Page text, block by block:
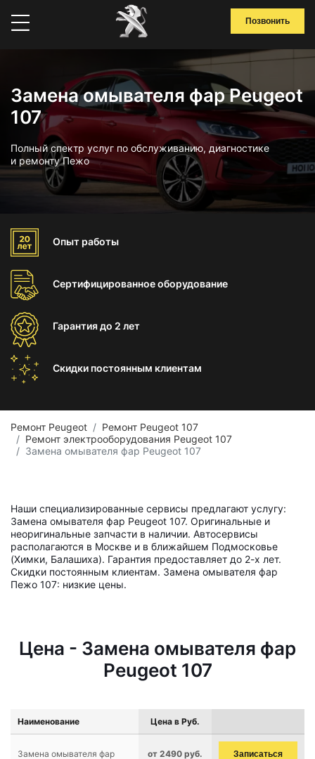
Позвонить
Замена омывателя фар Peugeot
107
Полный спектр услуг по обслуживанию, диагностике
и ремонту Пежо
Опыт работы
Сертифицированноеоборудование
Гарантиядо 2 лет
Скидки постоянным клиентам
Ремонт Peugeot
Ремонт Peugeot 107
Ремонт электрооборудования Peugeot 107
Замена омывателя фар Peugeot 107
Наши специализированные сервисы предлагают услугу:
Замена омывателя фар Peugeot 107. Оригинальные и
неоригинальные запчасти в наличии. Автосервисы
располагаются в Москве и в ближайшем Подмосковье
(Химки, Балашиха). Гарантия предоставляет до 2-х лет.
Скидки постоянным клиентам. Замена омывателя фар
Пежо 107: низкие цены.
Цена - Замена омывателя фар
Peugeot 107
Наименование Цена в Руб.
Замена омывателя фар от 2490 руб. Записаться